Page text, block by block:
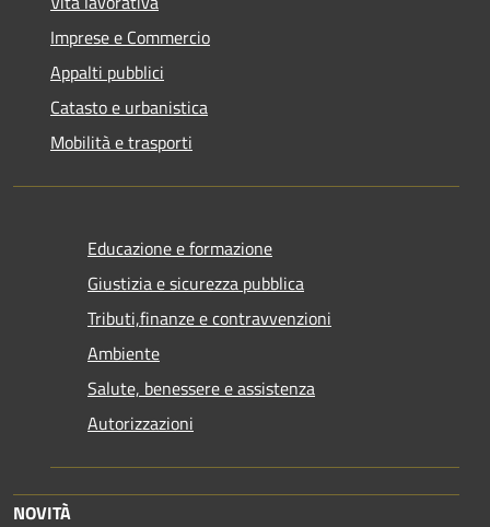
Imprese e Commercio
Appalti pubblici
Catasto e urbanistica
Mobilità e trasporti
Educazione e formazione
Giustizia e sicurezza pubblica
Tributi,finanze e contravvenzioni
Ambiente
Salute, benessere e assistenza
Autorizzazioni
NOVITÀ